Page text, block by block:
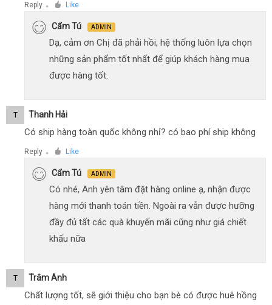
Reply ● Like
Cẩm Tú ADMIN
Dạ, cảm ơn Chị đã phải hồi, hệ thống luôn lựa chọn
những sản phẩm tốt nhất để giúp khách hàng mua
được hàng tốt.
T Thanh Hải
Có ship hàng toàn quốc không nhỉ? có bao phí ship không
Reply ● Like
Cẩm Tú ADMIN
Có nhé, Anh yên tâm đặt hàng online ạ, nhận được
hàng mới thanh toán tiền. Ngoài ra vẫn được hưỡng
đầy đủ tất các quà khuyến mãi cũng như giá chiết
khấu nữa
T Trâm Anh
Chất lượng tốt, sẽ giới thiệu cho bạn bè có được huê hồng